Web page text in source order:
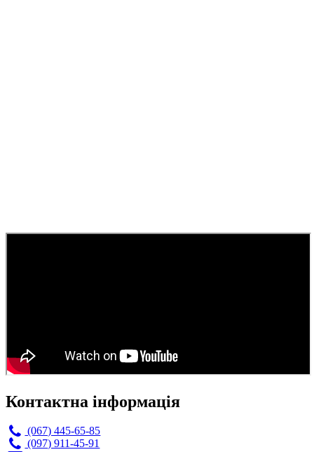
Контактна інформація
(067) 445-65-85
(097) 911-45-91